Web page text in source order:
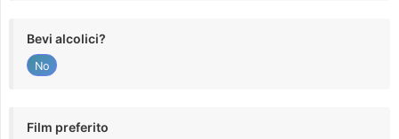
Bevi alcolici?
No
Film preferito